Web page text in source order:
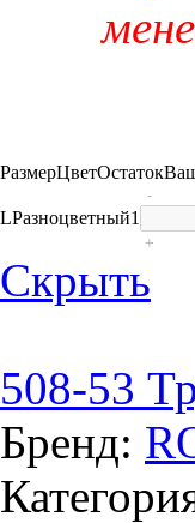
РазмерЦветОстаток
LРазноцветный1
-
+
Скрыть
508-53
Бренд: